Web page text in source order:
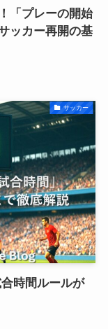
「プレーの開始
ッカー再開の基
サッカー
時間ルールが